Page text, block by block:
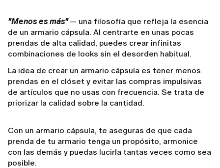
"Menos es más"— una filosofía que refleja la esencia
de un armario cápsula. Al centrarte en unas pocas
prendas de alta calidad, puedes crear infinitas
combinaciones de looks sin el desorden habitual.
La idea de crear un armario cápsula es tener menos
prendas en el clóset y evitar las compras impulsivas
de artículos que no usas con frecuencia. Se trata de
priorizar la calidad sobre la cantidad.
Con un armario cápsula, te aseguras de que cada
prenda de tu armario tenga un propósito, armonice
con las demás y puedas lucirla tantas veces como sea
posible.